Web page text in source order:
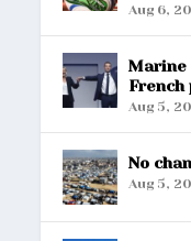
Aug 6,
Marine
Aug 5,
No
Aug 5,